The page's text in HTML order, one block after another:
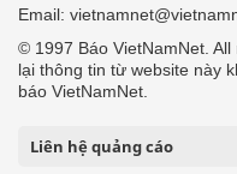
Email:
© 1997 Báo VietNamNet.
lại thông tin từ website này
báo VietNamNet.
Liên hệ quảng cáo